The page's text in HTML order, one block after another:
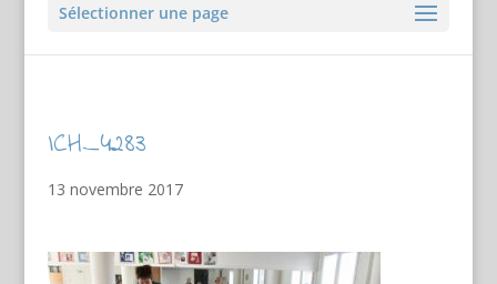
Sélectionner une page
ICH_4283
13 novembre 2017